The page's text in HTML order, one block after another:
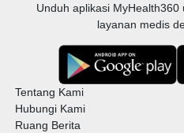
Unduh aplikasi
layanan medis
Tentang Kami
Hubungi Kami
Ruang Berita